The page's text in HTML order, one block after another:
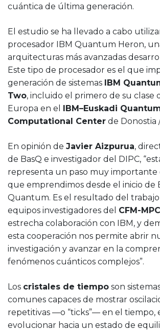
cuántica de última generación.
El estudio se ha llevado a cabo
procesador IBM Quantum Heron,
arquitecturas más avanzadas
Este tipo de procesador es el que
generación de sistemas IBM
Two, incluido el primero de su clase
Europa en el IBM–Euskadi
Computational Center de Donostia
En opinión de Javier Aizpurua,
de BasQ e investigador del DIPC,
representa un paso muy importante
que emprendimos desde el inicio de
Quantum. Es el resultado del
equipos investigadores del CFM-MPC
estrecha colaboración con IBM, y
esta cooperación nos permite abrir
investigación y avanzar en la
fenómenos cuánticos complejos”.
Los cristales de tiempo son
comunes capaces de mostrar
repetitivas —o “ticks”— en el tiempo,
evolucionar hacia un estado de